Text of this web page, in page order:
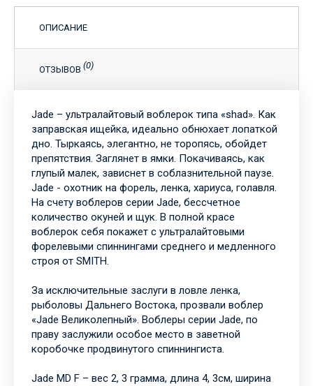
ОПИСАНИЕ
ОТЗЫВОВ (0)
Jade – ультралайтовый воблерок типа «shad». Как
заправская ищейка, идеально обнюхает лопаткой
дно. Тыркаясь, элегантно, не торопясь, обойдет
препятствия. Заглянет в ямки. Покачиваясь, как
глупый малек, зависнет в соблазнительной паузе.
Jade - охотник на форель, ленка, хариуса, голавля.
На счету воблеров серии Jade, бессчетное
количество окуней и щук. В полной красе
воблерок себя покажет с ультралайтовыми
форелевыми спиннингами среднего и медленного
строя от SMITH.
За исключительные заслуги в ловле ленка,
рыболовы Дальнего Востока, прозвали воблер
«Jade Великолепный». Воблеры серии Jade, по
праву заслужили особое место в заветной
коробочке продвинутого спиннингиста.
Jade MD F – вес 2, 3 грамма, длина 4, 3см, ширина